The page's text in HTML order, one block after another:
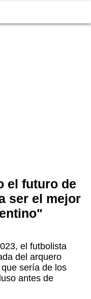
el futuro de
ser el mejor
el futbolista
del arquero
sería de los
antes de